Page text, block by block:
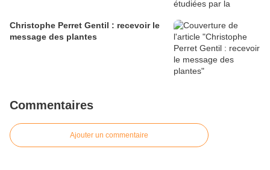
Christophe Perret Gentil : recevoir le
message des plantes
Commentaires
Ajouter un commentaire